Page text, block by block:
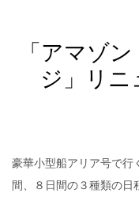
「アマゾ
ジ」リニ
豪華小型船アリア号で行
間、８日間の３種類の日